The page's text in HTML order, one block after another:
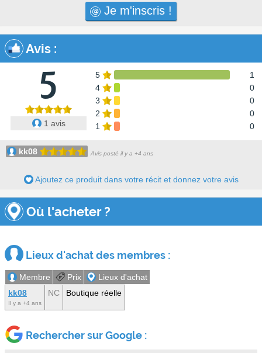
Je m'inscris !
Avis :
5
1 avis
5
1
4
0
3
0
2
0
1
0
kk08 Avis posté il y a +4 ans
Ajoutez ce produit dans votre récit et donnez votre avis
Où l'acheter ?
Lieux d'achat des membres :
Membre Prix
Lieux d'achat
kk08
Il y a +4 ans
NC Boutique réelle
Rechercher sur Google :